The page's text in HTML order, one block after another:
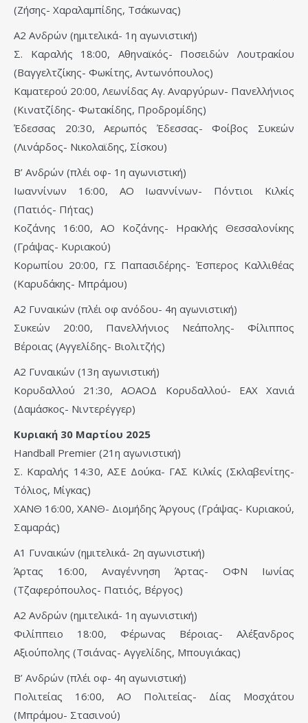
(Zήσης- Χαραλαμπίδης, Τσάκωνας)
Α2 Ανδρών (ημιτελικά- 1η αγωνιστική)
Σ. Καραλής 18:00, Αθηναϊκός- Ποσειδών Λουτρακίου
(Βαγγελτζίκης- Φωκίτης, Αντωνόπουλος)
Καματερού 20:00, Λεωνίδας Αγ. Αναργύρων- Πανελλήνιος
(Κινατζίδης- Φωτακίδης, Προδρομίδης)
Έδεσσας 20:30, Αερωπός Έδεσσας- Φοίβος Συκεών
(Λινάρδος- Νικολαϊδης, Σίσκου)
Β’ Ανδρών (πλέι οφ- 1η αγωνιστική)
Ιωαννίνων 16:00, ΑΟ Ιωαννίνων- Πόντιοι Κιλκίς
(Πατιός- Πήτας)
Κοζάνης 16:00, ΑΟ Κοζάνης- Ηρακλής Θεσσαλονίκης
(Γράψας- Κυριακού)
Κορωπίου 20:00, ΓΣ Παπασιδέρης- Έσπερος Καλλιθέας
(Καρυδάκης- Μπράμου)
Α2 Γυναικών (πλέι οφ ανόδου- 4η αγωνιστική)
Συκεών 20:00, Πανελλήνιος Νεάπολης- Φίλιππος
Βέροιας (Αγγελίδης- Βιολιτζής)
Α2 Γυναικών (13η αγωνιστική)
Κορυδαλλού 21:30, ΑΟΑΟΔ Κορυδαλλού- ΕΑΧ Χανιά
(Δαμάσκος- Νιντερέγγερ)
Κυριακή 30 Μαρτίου 2025
Handball Premier (21η αγωνιστική)
Σ. Καραλής 14:30, ΑΣΕ Δούκα- ΓΑΣ Κιλκίς (Σκλαβενίτης-
Τόλιος, Μίγκας)
ΧΑΝΘ 16:00, ΧΑΝΘ- Διομήδης Άργους (Γράψας- Κυριακού,
Σαμαράς)
Α1 Γυναικών (ημιτελικά- 2η αγωνιστική)
Άρτας 16:00, Αναγέννηση Άρτας- ΟΦΝ Ιωνίας
(Τζαφερόπουλος- Πατιός, Βέργος)
Α2 Ανδρών (ημιτελικά- 1η αγωνιστική)
Φιλίππειο 18:00, Φέρωνας Βέροιας- Αλέξανδρος
Αξιούπολης (Τσιάνας- Αγγελίδης, Μπουγιάκας)
Β’ Ανδρών (πλέι οφ- 4η αγωνιστική)
Πολιτείας 16:00, ΑΟ Πολιτείας- Δίας Μοσχάτου
(Μπράμου- Στασινού)